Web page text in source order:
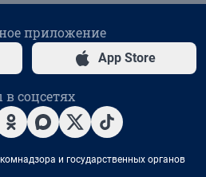
приложение
App Store
соцсетях
и государственных органов